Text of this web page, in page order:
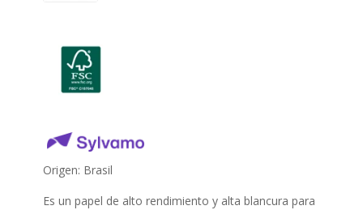
Origen: Brasil
Es un papel de alto rendimiento y alta blancura para